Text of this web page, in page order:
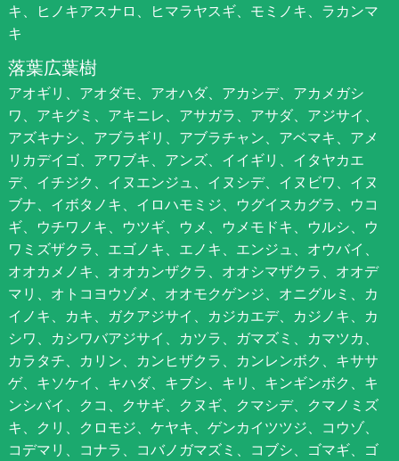
キ、ヒノキアスナロ、ヒマラヤスギ、モミノキ、ラカンマ
キ
落葉広葉樹
アオギリ、アオダモ、アオハダ、アカシデ、アカメガシ
ワ、アキグミ、アキニレ、アサガラ、アサダ、アジサイ、
アズキナシ、アブラギリ、アブラチャン、アベマキ、アメ
リカデイゴ、アワブキ、アンズ、イイギリ、イタヤカエ
デ、イチジク、イヌエンジュ、イヌシデ、イヌビワ、イヌ
ブナ、イボタノキ、イロハモミジ、ウグイスカグラ、ウコ
ギ、ウチワノキ、ウツギ、ウメ、ウメモドキ、ウルシ、ウ
ワミズザクラ、エゴノキ、エノキ、エンジュ、オウバイ、
オオカメノキ、オオカンザクラ、オオシマザクラ、オオデ
マリ、オトコヨウゾメ、オオモクゲンジ、オニグルミ、カ
イノキ、カキ、ガクアジサイ、カジカエデ、カジノキ、カ
シワ、カシワバアジサイ、カツラ、ガマズミ、カマツカ、
カラタチ、カリン、カンヒザクラ、カンレンボク、キササ
ゲ、キソケイ、キハダ、キブシ、キリ、キンギンボク、キ
ンシバイ、クコ、クサギ、クヌギ、クマシデ、クマノミズ
キ、クリ、クロモジ、ケヤキ、ゲンカイツツジ、コウゾ、
コデマリ、コナラ、コバノガマズミ、コブシ、ゴマギ、ゴ